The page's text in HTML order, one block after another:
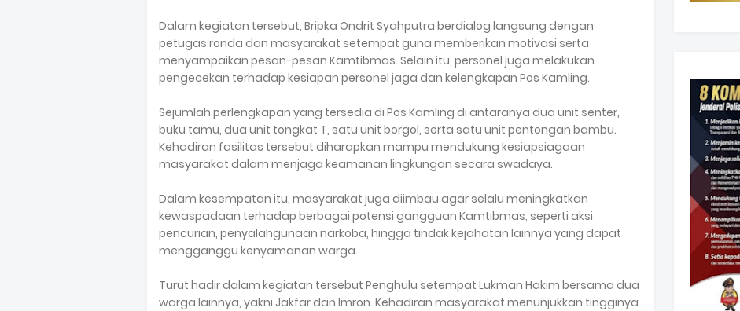
Dalam kegiatan tersebut, Bripka Ondrit Syahputra berdialog langsung dengan
petugas ronda dan masyarakat setempat guna memberikan motivasi serta
menyampaikan pesan-pesan Kamtibmas. Selain itu, personel juga melakukan
pengecekan terhadap kesiapan personel jaga dan kelengkapan Pos Kamling.
Sejumlah perlengkapan yang tersedia di Pos Kamling di antaranya dua unit senter,
buku tamu, dua unit tongkat T, satu unit borgol, serta satu unit pentongan bambu.
Kehadiran fasilitas tersebut diharapkan mampu mendukung kesiapsiagaan
masyarakat dalam menjaga keamanan lingkungan secara swadaya.
Dalam kesempatan itu, masyarakat juga diimbau agar selalu meningkatkan
kewaspadaan terhadap berbagai potensi gangguan Kamtibmas, seperti aksi
pencurian, penyalahgunaan narkoba, hingga tindak kejahatan lainnya yang dapat
mengganggu kenyamanan warga.
Turut hadir dalam kegiatan tersebut Penghulu setempat Lukman Hakim bersama dua
warga lainnya, yakni Jakfar dan Imron. Kehadiran masyarakat menunjukkan tingginya